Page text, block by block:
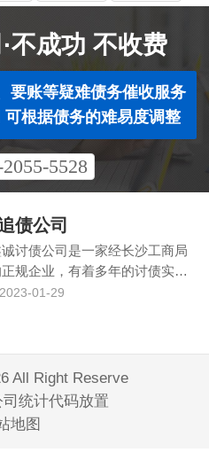
不成功 不收费
要账等疑难债务催收服务
根据债务的难易度调整
5528
债公司
讨债公司是一家经长沙工商局
规企业，有着多年的讨债实…
01-29
All Right Reserve
统计代码放置
地图